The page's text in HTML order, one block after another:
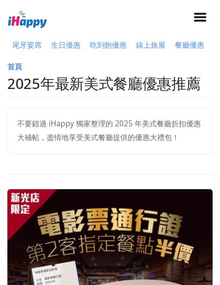
尾牙宴席 生日優惠 吃到飽優惠 線上旅展 餐廳優惠
首頁
2025年最新美式餐廳優惠推薦
不要錯過 iHappy 獨家整理的 2025 年美式餐廳折扣優惠
大補帖，盡情地享受美式餐廳提供的優惠大禮包！